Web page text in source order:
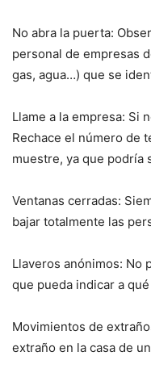
No abra la puerta:
personal de empresas
gas, agua…) que se
Llame a la empresa: Si
Rechace el número de
muestre, ya que podría
Ventanas cerradas:
bajar totalmente las
Llaveros anónimos: No
que pueda indicar a
Movimientos de
extraño en la casa de